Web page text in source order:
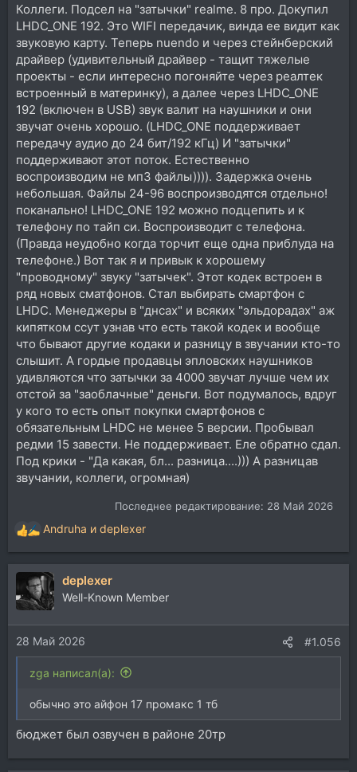
Коллеги. Подсел на "затычки" realme. 8 про. Докупил
LHDC_ONE 192. Это WIFI передачик, винда ее видит как
звуковую карту. Теперь nuendo и через стейнберский
драйвер (удивительный драйвер - тащит тяжелые
проекты - если интересно погоняйте через реалтек
встроенный в материнку), а далее через LHDC_ONE
192 (включен в USB) звук валит на наушники и они
звучат очень хорошо. (LHDC_ONE поддерживает
передачу аудио до 24 бит/192 кГц) И "затычки"
поддерживают этот поток. Естественно
воспроизводим не мп3 файлы)))). Задержка очень
небольшая. Файлы 24-96 воспроизводятся отдельно!
поканально! LHDC_ONE 192 можно подцепить и к
телефону по тайп си. Воспроизводит с телефона.
(Правда неудобно когда торчит еще одна приблуда на
телефоне.) Вот так я и привык к хорошему
"проводному" звуку "затычек". Этот кодек встроен в
ряд новых сматфонов. Стал выбирать смартфон с
LHDC. Менеджеры в "днсах" и всяких "эльдорадах" аж
кипятком ссут узнав что есть такой кодек и вообще
что бывают другие кодаки и разницу в звучании кто-то
слышит. А гордые продавцы эпловских наушников
удивляются что затычки за 4000 звучат лучше чем их
отстой за "заоблачные" деньги. Вот подумалось, вдруг
у кого то есть опыт покупки смартфонов с
обязательным LHDC не менее 5 версии. Пробывал
редми 15 завести. Не поддерживает. Еле обратно сдал.
Под крики - "Да какая, бл... разница....))) А разницав
звучании, коллеги, огромная)
Последнее редактирование: 28 Май 2026
Р
е
а
ц
и
и
:
Andruha и deplexer
deplexer
Well-Known Member
28 Май 2026 #1.056
zga написал(а):
обычно это айфон 17 промакс 1 тб
бюджет был озвучен в районе 20тр